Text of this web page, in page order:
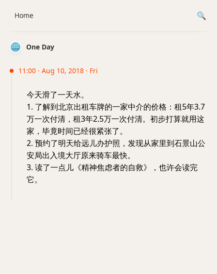
One Day
11:00 · Aug 10, 2018 · Fri
今天滑了一天水。
1. 了解到北京出租车牌的一家中介的价格：租5年3.7
万一次付清，租3年2.5万一次付清。初步打算就用这
家，毕竟时间已经很紧张了。
2. 预约了明天给远儿办护照，发现从家里到石景山公
安局出入境大厅原来骑车最快。
3. 读了一点儿《精神焦虑者的自救》，也许会读完
它。
Home